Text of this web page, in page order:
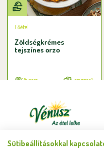
Sütibeállításokkal
Főétel
Zöldségkrémes
tejszínes orzo
25 perc egyszerű
Minden jog fenntartva ©